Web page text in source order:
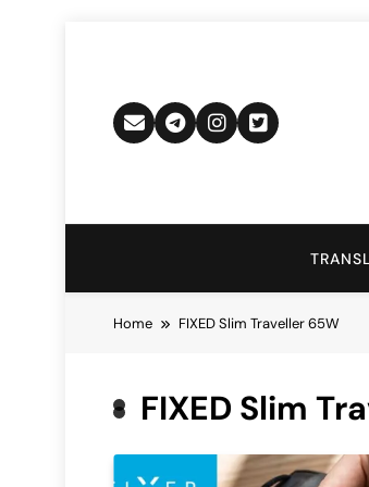
Home FIXED Slim Traveller 65W
FIXED Slim